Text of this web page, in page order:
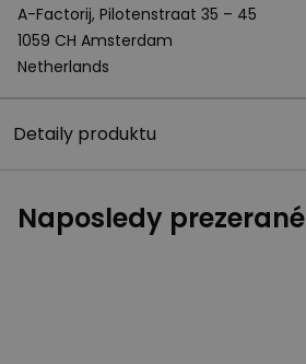
A-Factorij, Pilotenstraat 35 – 45
1059 CH Amsterdam
Netherlands
Detaily produktu
Naposledy prezerané